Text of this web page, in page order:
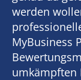
werden
MyBusiness
umkämpften